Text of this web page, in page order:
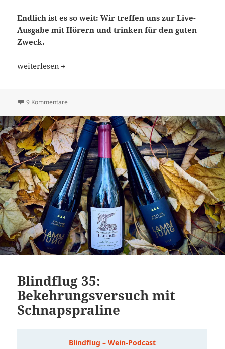
Endlich ist es so weit: Wir treffen uns zur Live-
Ausgabe mit Hörern und trinken für den guten
Zweck.
Blindflug 37: Die Tausend-Euro-Wette
weiterlesen
9 Kommentare
Blindflug 35:
Bekehrungsversuch mit
Schnapspraline